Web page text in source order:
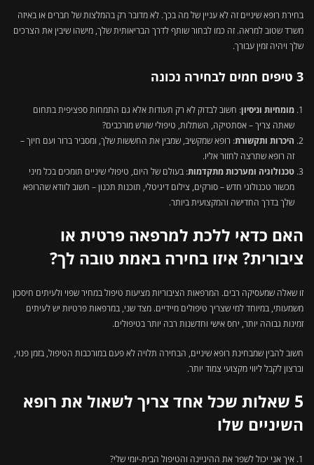
בחירת רופא שיניים זה לא עניין של מה בכך. לא מדובר רק בהמלצות של חברים או באיזה
משרד שטוב למראה. זה כמו לבחור שותף לדרך הבריאותית שלך, מישהו שיבין את הצרכים
שלך ויהיה זמין עבורך.
3 טיפים חמים לבחירה נכונה
מומחיות וניסיון: חשוב לבדוק לא רק תעודות אלא גם התמחות ספציפית בתחום
שאתה צריך – אסתטיקה, השתלות, טיפולי שורש מורכבים?
היכרות ותקשורת: רופא שמקשיב, שמבין את החששות שלך, ומסביר ברור ועם חיוך –
זה רופא שתרצה לחזור אליו.
טכנולוגיה ומערכות מתקדמות: בעולם של היום, טיפולי שיניים תומכים בכל מיני
מכשור טכנולוגי חדש – סורקים, צילום דיגיטלי, תוכנות תכנון – חשוב לוודא שהרופא
שלך בדרך החדישה והמקצועית ביותר.
האם כדאי ללכת למרפאה פרטית או
ציבורית? איזו בחירה באמת טובה לך?
זו שאלה שמעסיקה רבים. המרפאות הציבוריות מציעות טיפול במחיר שפוי ולעיתים חיסכון
משמעותי, במיוחד למי שצריך טיפולים מיידיים. מצד שני, במרפאות פרטיות יש לעיתים
זמינות גבוהה יותר, יחס אישי וחדשנות רבה יותר בטיפולים.
חשוב להבין שמבחינת רופא שיניים, הבחירה תלויה לא פעם במורכבות הטיפול, בזמן פנוי,
וברצון לקבל ליווי מקצועי צמוד יותר.
5 שאלות שכל אחד צריך לשאול את רופא
השיניים שלו
איך אני יכול לשפר את ההיגיינה והטיפול הבית-יומי שלי?